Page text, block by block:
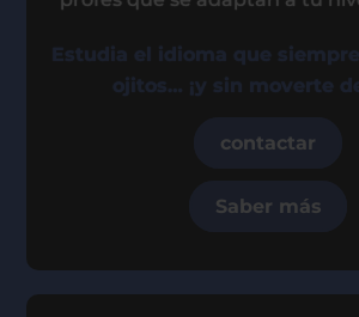
Estudia el idioma que
ojitos… ¡y sin moverte
contactar
Saber más